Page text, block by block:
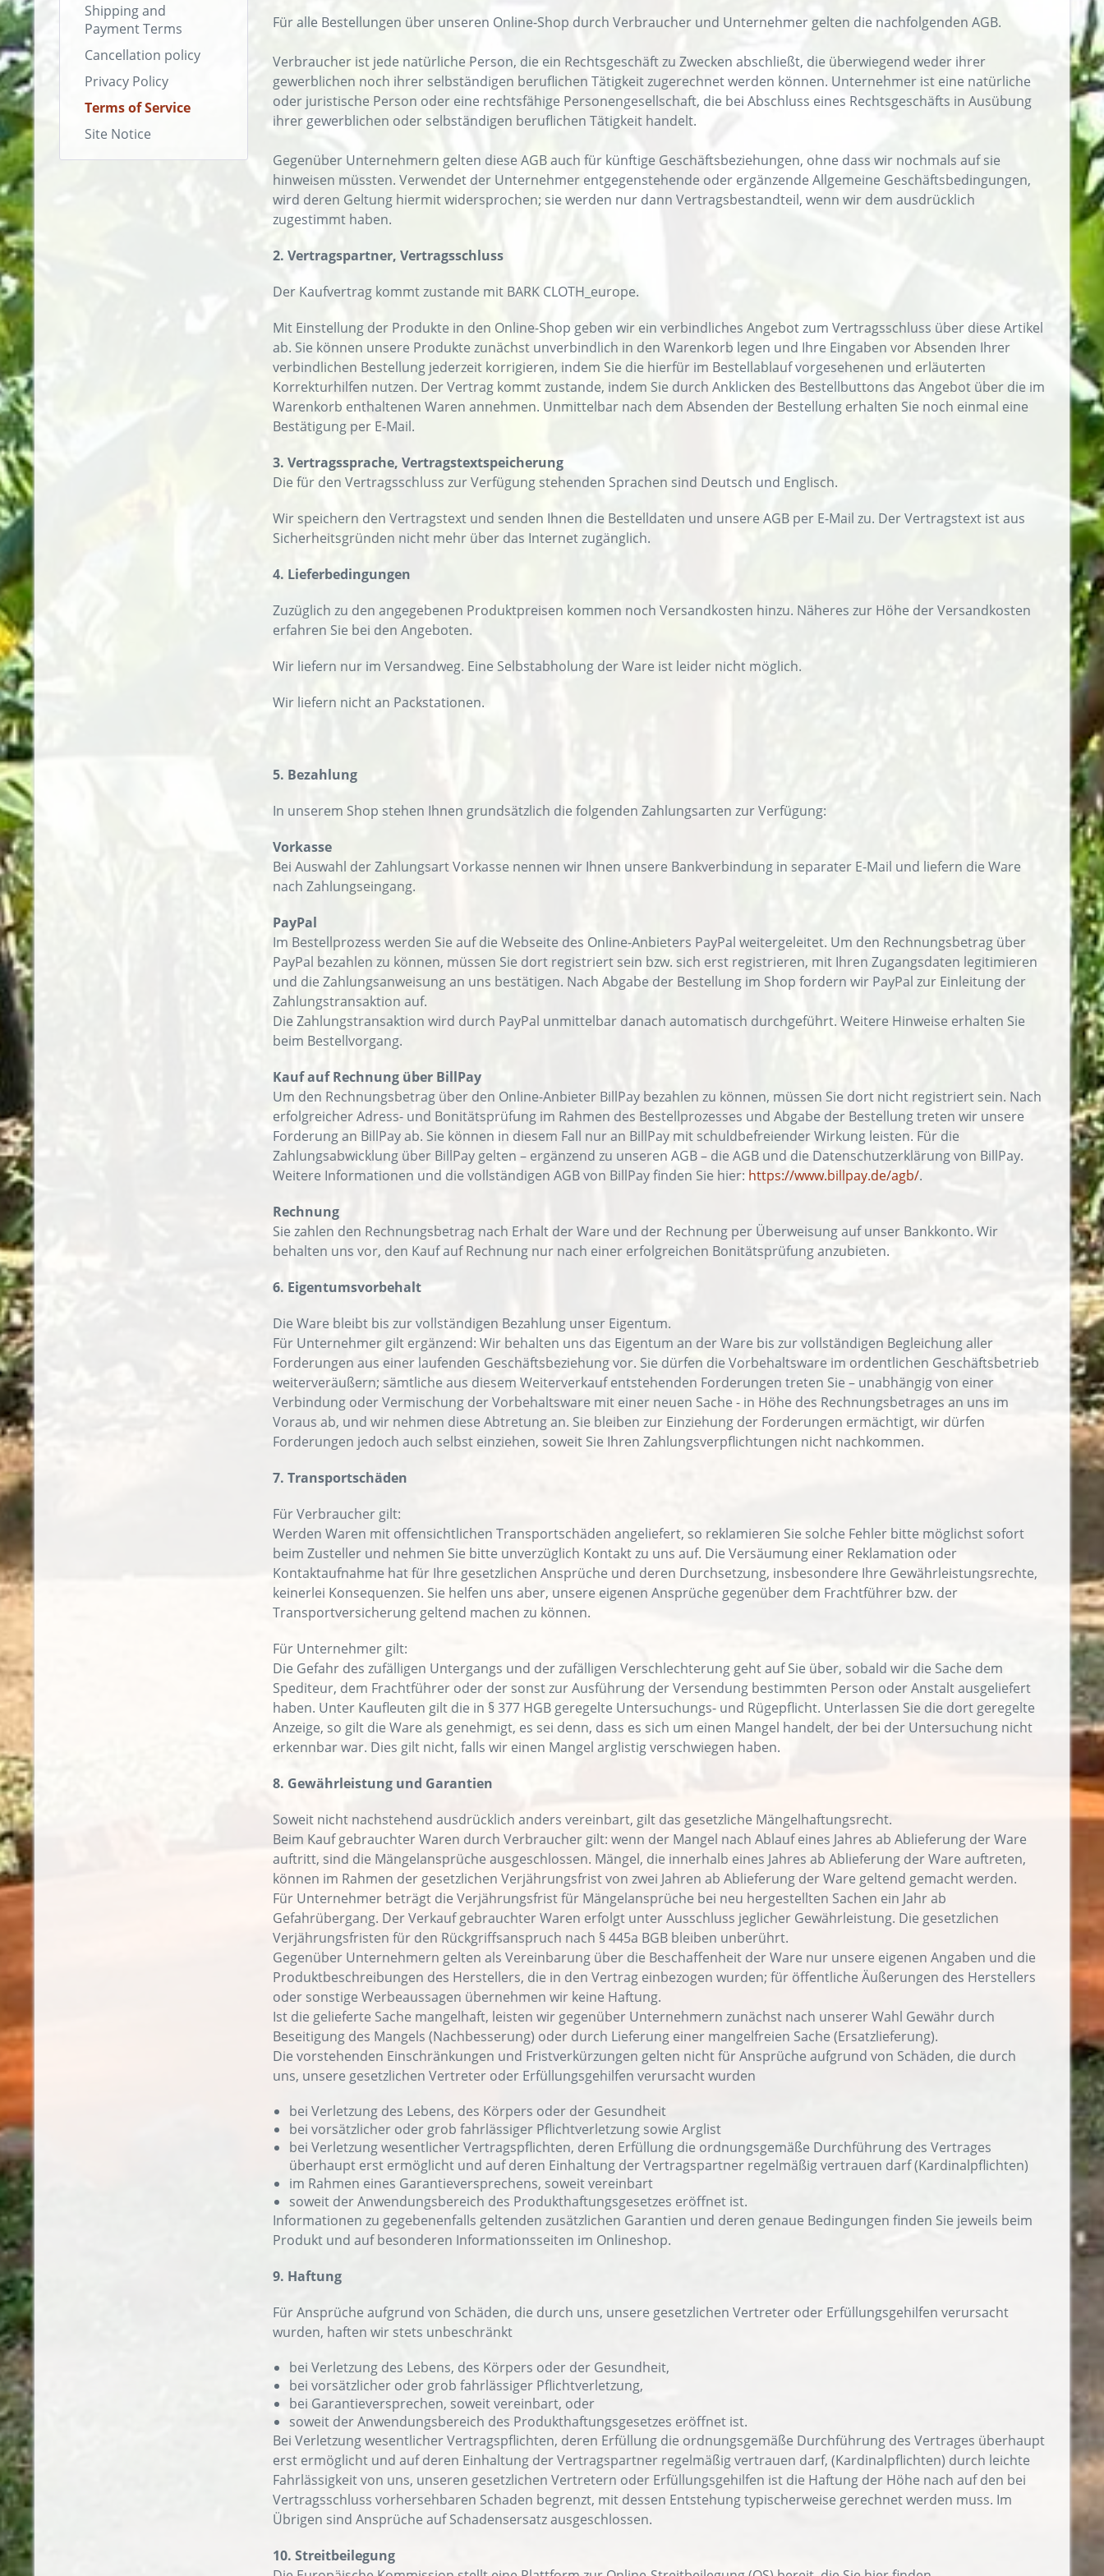
Shipping and
Payment Terms
Cancellation policy
Privacy Policy
Terms of Service
Site Notice
Für alle Bestellungen über unseren Online-Shop durch Verbraucher und Unternehmer gelten die nachfolgenden AGB.
Verbraucher ist jede natürliche Person, die ein Rechtsgeschäft zu Zwecken abschließt, die überwiegend weder ihrer
gewerblichen noch ihrer selbständigen beruflichen Tätigkeit zugerechnet werden können. Unternehmer ist eine natürliche
oder juristische Person oder eine rechtsfähige Personengesellschaft, die bei Abschluss eines Rechtsgeschäfts in Ausübung
ihrer gewerblichen oder selbständigen beruflichen Tätigkeit handelt.
Gegenüber Unternehmern gelten diese AGB auch für künftige Geschäftsbeziehungen, ohne dass wir nochmals auf sie
hinweisen müssten. Verwendet der Unternehmer entgegenstehende oder ergänzende Allgemeine Geschäftsbedingungen,
wird deren Geltung hiermit widersprochen; sie werden nur dann Vertragsbestandteil, wenn wir dem ausdrücklich
zugestimmt haben.
2. Vertragspartner, Vertragsschluss
Der Kaufvertrag kommt zustande mit BARK CLOTH_europe.
Mit Einstellung der Produkte in den Online-Shop geben wir ein verbindliches Angebot zum Vertragsschluss über diese Artikel
ab. Sie können unsere Produkte zunächst unverbindlich in den Warenkorb legen und Ihre Eingaben vor Absenden Ihrer
verbindlichen Bestellung jederzeit korrigieren, indem Sie die hierfür im Bestellablauf vorgesehenen und erläuterten
Korrekturhilfen nutzen. Der Vertrag kommt zustande, indem Sie durch Anklicken des Bestellbuttons das Angebot über die im
Warenkorb enthaltenen Waren annehmen. Unmittelbar nach dem Absenden der Bestellung erhalten Sie noch einmal eine
Bestätigung per E-Mail.
3. Vertragssprache, Vertragstextspeicherung
Die für den Vertragsschluss zur Verfügung stehenden Sprachen sind Deutsch und Englisch.
Wir speichern den Vertragstext und senden Ihnen die Bestelldaten und unsere AGB per E-Mail zu. Der Vertragstext ist aus
Sicherheitsgründen nicht mehr über das Internet zugänglich.
4. Lieferbedingungen
Zuzüglich zu den angegebenen Produktpreisen kommen noch Versandkosten hinzu. Näheres zur Höhe der Versandkosten
erfahren Sie bei den Angeboten.
Wir liefern nur im Versandweg. Eine Selbstabholung der Ware ist leider nicht möglich.
Wir liefern nicht an Packstationen.
5. Bezahlung
In unserem Shop stehen Ihnen grundsätzlich die folgenden Zahlungsarten zur Verfügung:
Vorkasse
Bei Auswahl der Zahlungsart Vorkasse nennen wir Ihnen unsere Bankverbindung in separater E-Mail und liefern die Ware
nach Zahlungseingang.
PayPal
Im Bestellprozess werden Sie auf die Webseite des Online-Anbieters PayPal weitergeleitet. Um den Rechnungsbetrag über
PayPal bezahlen zu können, müssen Sie dort registriert sein bzw. sich erst registrieren, mit Ihren Zugangsdaten legitimieren
und die Zahlungsanweisung an uns bestätigen. Nach Abgabe der Bestellung im Shop fordern wir PayPal zur Einleitung der
Zahlungstransaktion auf.
Die Zahlungstransaktion wird durch PayPal unmittelbar danach automatisch durchgeführt. Weitere Hinweise erhalten Sie
beim Bestellvorgang.
Kauf auf Rechnung über BillPay
Um den Rechnungsbetrag über den Online-Anbieter BillPay bezahlen zu können, müssen Sie dort nicht registriert sein. Nach
erfolgreicher Adress- und Bonitätsprüfung im Rahmen des Bestellprozesses und Abgabe der Bestellung treten wir unsere
Forderung an BillPay ab. Sie können in diesem Fall nur an BillPay mit schuldbefreiender Wirkung leisten. Für die
Zahlungsabwicklung über BillPay gelten – ergänzend zu unseren AGB – die AGB und die Datenschutzerklärung von BillPay.
Weitere Informationen und die vollständigen AGB von BillPay finden Sie hier: https://www.billpay.de/agb/.
Rechnung
Sie zahlen den Rechnungsbetrag nach Erhalt der Ware und der Rechnung per Überweisung auf unser Bankkonto. Wir
behalten uns vor, den Kauf auf Rechnung nur nach einer erfolgreichen Bonitätsprüfung anzubieten.
6. Eigentumsvorbehalt
Die Ware bleibt bis zur vollständigen Bezahlung unser Eigentum.
Für Unternehmer gilt ergänzend: Wir behalten uns das Eigentum an der Ware bis zur vollständigen Begleichung aller
Forderungen aus einer laufenden Geschäftsbeziehung vor. Sie dürfen die Vorbehaltsware im ordentlichen Geschäftsbetrieb
weiterveräußern; sämtliche aus diesem Weiterverkauf entstehenden Forderungen treten Sie – unabhängig von einer
Verbindung oder Vermischung der Vorbehaltsware mit einer neuen Sache - in Höhe des Rechnungsbetrages an uns im
Voraus ab, und wir nehmen diese Abtretung an. Sie bleiben zur Einziehung der Forderungen ermächtigt, wir dürfen
Forderungen jedoch auch selbst einziehen, soweit Sie Ihren Zahlungsverpflichtungen nicht nachkommen.
7. Transportschäden
Für Verbraucher gilt:
Werden Waren mit offensichtlichen Transportschäden angeliefert, so reklamieren Sie solche Fehler bitte möglichst sofort
beim Zusteller und nehmen Sie bitte unverzüglich Kontakt zu uns auf. Die Versäumung einer Reklamation oder
Kontaktaufnahme hat für Ihre gesetzlichen Ansprüche und deren Durchsetzung, insbesondere Ihre Gewährleistungsrechte,
keinerlei Konsequenzen. Sie helfen uns aber, unsere eigenen Ansprüche gegenüber dem Frachtführer bzw. der
Transportversicherung geltend machen zu können.
Für Unternehmer gilt:
Die Gefahr des zufälligen Untergangs und der zufälligen Verschlechterung geht auf Sie über, sobald wir die Sache dem
Spediteur, dem Frachtführer oder der sonst zur Ausführung der Versendung bestimmten Person oder Anstalt ausgeliefert
haben. Unter Kaufleuten gilt die in § 377 HGB geregelte Untersuchungs- und Rügepflicht. Unterlassen Sie die dort geregelte
Anzeige, so gilt die Ware als genehmigt, es sei denn, dass es sich um einen Mangel handelt, der bei der Untersuchung nicht
erkennbar war. Dies gilt nicht, falls wir einen Mangel arglistig verschwiegen haben.
8. Gewährleistung und Garantien
Soweit nicht nachstehend ausdrücklich anders vereinbart, gilt das gesetzliche Mängelhaftungsrecht.
Beim Kauf gebrauchter Waren durch Verbraucher gilt: wenn der Mangel nach Ablauf eines Jahres ab Ablieferung der Ware
auftritt, sind die Mängelansprüche ausgeschlossen. Mängel, die innerhalb eines Jahres ab Ablieferung der Ware auftreten,
können im Rahmen der gesetzlichen Verjährungsfrist von zwei Jahren ab Ablieferung der Ware geltend gemacht werden.
Für Unternehmer beträgt die Verjährungsfrist für Mängelansprüche bei neu hergestellten Sachen ein Jahr ab
Gefahrübergang. Der Verkauf gebrauchter Waren erfolgt unter Ausschluss jeglicher Gewährleistung. Die gesetzlichen
Verjährungsfristen für den Rückgriffsanspruch nach § 445a BGB bleiben unberührt.
Gegenüber Unternehmern gelten als Vereinbarung über die Beschaffenheit der Ware nur unsere eigenen Angaben und die
Produktbeschreibungen des Herstellers, die in den Vertrag einbezogen wurden; für öffentliche Äußerungen des Herstellers
oder sonstige Werbeaussagen übernehmen wir keine Haftung.
Ist die gelieferte Sache mangelhaft, leisten wir gegenüber Unternehmern zunächst nach unserer Wahl Gewähr durch
Beseitigung des Mangels (Nachbesserung) oder durch Lieferung einer mangelfreien Sache (Ersatzlieferung).
Die vorstehenden Einschränkungen und Fristverkürzungen gelten nicht für Ansprüche aufgrund von Schäden, die durch
uns, unsere gesetzlichen Vertreter oder Erfüllungsgehilfen verursacht wurden
bei Verletzung des Lebens, des Körpers oder der Gesundheit
bei vorsätzlicher oder grob fahrlässiger Pflichtverletzung sowie Arglist
bei Verletzung wesentlicher Vertragspflichten, deren Erfüllung die ordnungsgemäße Durchführung des Vertrages
überhaupt erst ermöglicht und auf deren Einhaltung der Vertragspartner regelmäßig vertrauen darf (Kardinalpflichten)
im Rahmen eines Garantieversprechens, soweit vereinbart
soweit der Anwendungsbereich des Produkthaftungsgesetzes eröffnet ist.
Informationen zu gegebenenfalls geltenden zusätzlichen Garantien und deren genaue Bedingungen finden Sie jeweils beim
Produkt und auf besonderen Informationsseiten im Onlineshop.
9. Haftung
Für Ansprüche aufgrund von Schäden, die durch uns, unsere gesetzlichen Vertreter oder Erfüllungsgehilfen verursacht
wurden, haften wir stets unbeschränkt
bei Verletzung des Lebens, des Körpers oder der Gesundheit,
bei vorsätzlicher oder grob fahrlässiger Pflichtverletzung,
bei Garantieversprechen, soweit vereinbart, oder
soweit der Anwendungsbereich des Produkthaftungsgesetzes eröffnet ist.
Bei Verletzung wesentlicher Vertragspflichten, deren Erfüllung die ordnungsgemäße Durchführung des Vertrages überhaupt
erst ermöglicht und auf deren Einhaltung der Vertragspartner regelmäßig vertrauen darf, (Kardinalpflichten) durch leichte
Fahrlässigkeit von uns, unseren gesetzlichen Vertretern oder Erfüllungsgehilfen ist die Haftung der Höhe nach auf den bei
Vertragsschluss vorhersehbaren Schaden begrenzt, mit dessen Entstehung typischerweise gerechnet werden muss. Im
Übrigen sind Ansprüche auf Schadensersatz ausgeschlossen.
10. Streitbeilegung